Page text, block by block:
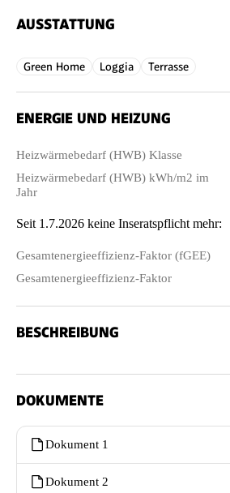
AUSSTATTUNG
Green Home Loggia Terrasse
ENERGIE UND HEIZUNG
Heizwärmebedarf (HWB) Klasse
Heizwärmebedarf (HWB) kWh/m2 im
Jahr
Seit 1.7.2026 keine Inseratspflicht mehr:
Gesamtenergieeffizienz-Faktor (fGEE)
Gesamtenergieeffizienz-Faktor
BESCHREIBUNG
DOKUMENTE
Dokument 1
Dokument 2